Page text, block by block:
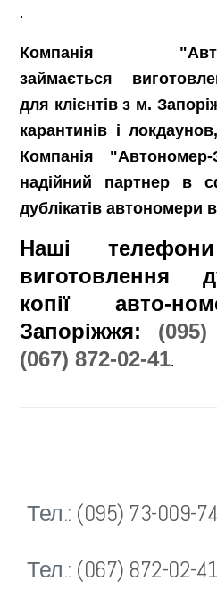
.
Компанія
займається
для клієнтів з м.
карантинів і
Компанія
надійний партнер в
дублікатів автономери
Наші
виготовлення
копії авто-
Запоріжжя: (095)
(067) 872-02-41.
Тел.: (095) 73-009-74
Тел.: (067) 872-02-41